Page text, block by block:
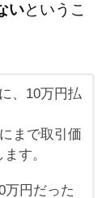
いというこ
、10万円払
まで取引価
す。
万円だった